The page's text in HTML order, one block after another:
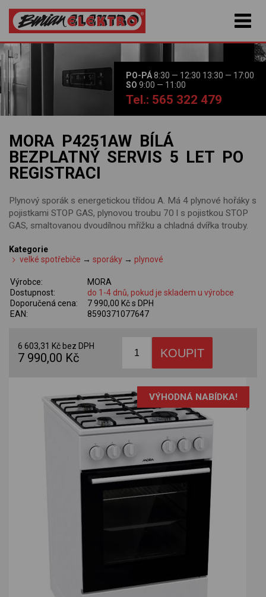
PO-PÁ8:30 — 12:30 13:30 — 17:00
SO 9:00 — 11:00
Tel.: 565 322 479
MORA P4251AW BÍLÁ
BEZPLATNÝ SERVIS 5 LET PO
REGISTRACI
Plynový sporák s energetickou třídou A. Má 4 plynové hořáky s
pojistkami STOP GAS, plynovou troubu 70 l s pojistkou STOP
GAS, smaltovanou dvoudílnou mřížku a chladná dvířka trouby.
Kategorie
velké spotřebiče →sporáky →plynové
Výrobce:
MORA
Dostupnost:
do 1-4 dnů, pokud je skladem u výrobce
Doporučená cena:
7 990,00 Kč s DPH
EAN:
8590371077647
6 603,31 Kč bez DPH
7 990,00 Kč
VÝHODNÁ NABÍDKA!